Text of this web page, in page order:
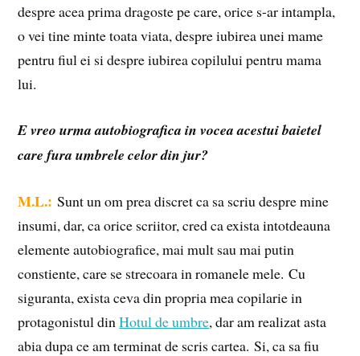
despre acea prima dragoste pe care, orice s-ar intampla,
o vei tine minte toata viata, despre iubirea unei mame
pentru fiul ei si despre iubirea copilului pentru mama
lui.
E vreo urma autobiografica in vocea acestui baietel
care fura umbrele celor din jur?
M.L.: Sunt un om prea discret ca sa scriu despre mine
insumi, dar, ca orice scriitor, cred ca exista intotdeauna
elemente autobiografice, mai mult sau mai putin
constiente, care se strecoara in romanele mele. Cu
siguranta, exista ceva din propria mea copilarie in
protagonistul dinHotul de umbre, dar am realizat asta
abia dupa ce am terminat de scris cartea. Si, ca sa fiu